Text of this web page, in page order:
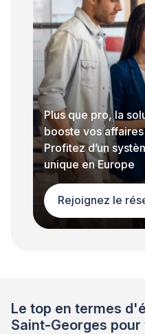
Plus que pro, la
booste vos affaires
Profitez d’un
unique en Europe
Rejoignez le
Le top en termes
Saint-Georges